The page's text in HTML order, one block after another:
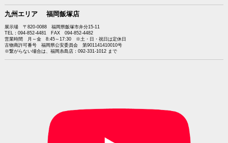
九州エリア 福岡飯塚店
展示場 〒820-0088 福岡県飯塚市弁分15-11
TEL：094-852-4481 FAX 094-852-4482
営業時間 月～金 8:45～17:30 ※土・日・祝日は定休日
古物商許可番号 福岡県公安委員会 第901141410010号
※繋がらない場合は、福岡糸島店：092-331-1012 まで